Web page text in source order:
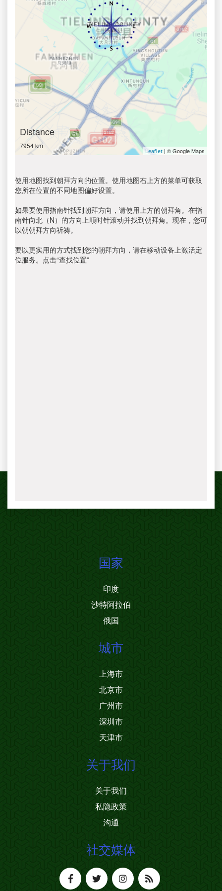
Distance
7954 km
Leaflet | © Google Maps
使用地图找到朝拜方向的位置。使用地图右上方的菜单可获取
您所在位置的不同地图偏好设置。
如果要使用指南针找到朝拜方向，请使用上方的朝拜角。在指
南针向北（N）的方向上顺时针滚动并找到朝拜角。现在，您可
以朝朝拜方向祈祷。
要以更实用的方式找到您的朝拜方向，请在移动设备上激活定
位服务。点击“查找位置”
国家
印度
沙特阿拉伯
俄国
城市
上海市
北京市
广州市
深圳市
天津市
关于我们
关于我们
私隐政策
沟通
社交媒体